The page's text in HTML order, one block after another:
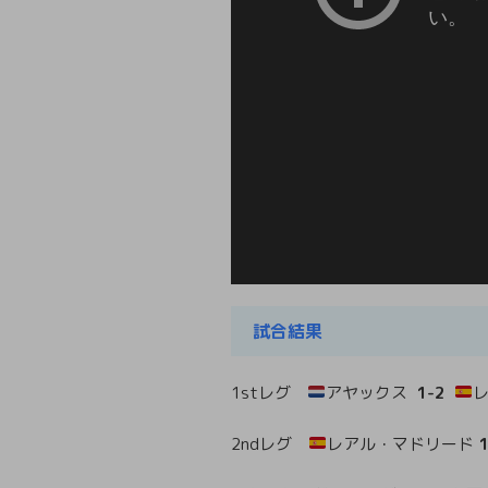
試合結果
1stレグ アヤックス 1-2
2ndレグ レアル・マドリード